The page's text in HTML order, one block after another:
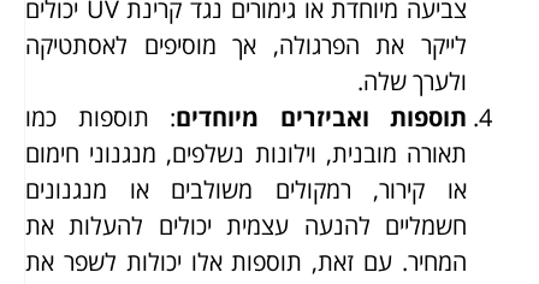
צביעה מיוחדת או גימורים נגד קרינת UV יכולים
לייקר את הפרגולה, אך מוסיפים לאסתטיקה
ולערך שלה.
תוספות ואביזרים מיוחדים: תוספות כמו
תאורה מובנית, וילונות נשלפים, מנגנוני חימום
או קירור, רמקולים משולבים או מנגנונים
חשמליים להנעה עצמית יכולים להעלות את
המחיר. עם זאת, תוספות אלו יכולות לשפר את